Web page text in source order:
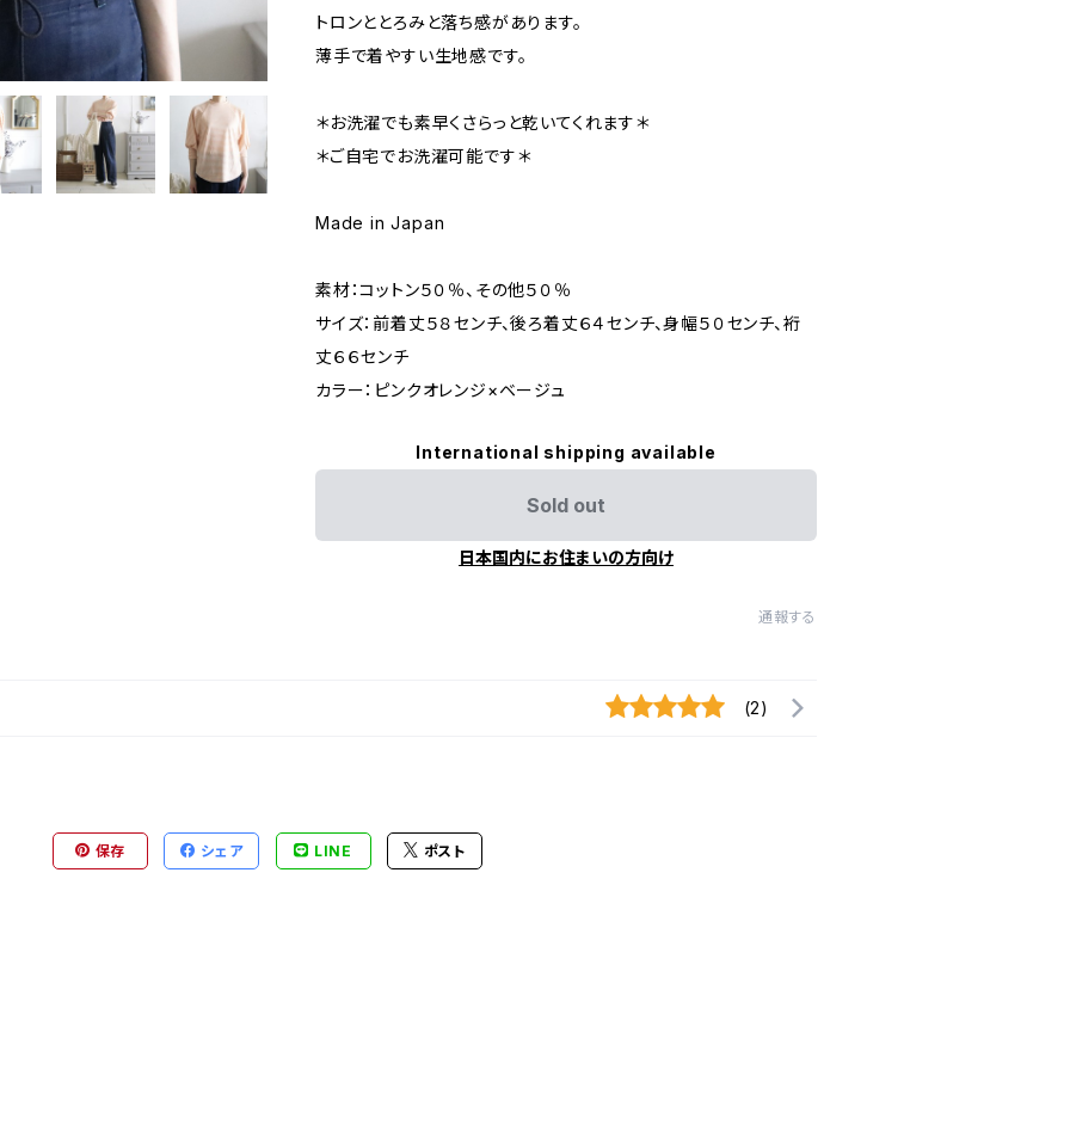
トロンととろみと落ち感があります。
薄手で着やすい生地感です。
＊お洗濯でも素早くさらっと乾いてくれます＊
＊ご自宅でお洗濯可能です＊
Made in Japan
素材：コットン５０％、その他５０％
サイズ：前着丈５８センチ、後ろ着丈６４センチ、身幅５０センチ、裄
丈６６センチ
カラー：ピンクオレンジ×ベージュ
International shipping available
Sold out
日本国内にお住まいの方向け
通報する
(2)
保存 シェア LINE ポスト